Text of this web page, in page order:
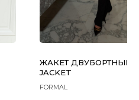
ЖАКЕТ ДВУБОРТНЫЙ
JACKET
FORMAL